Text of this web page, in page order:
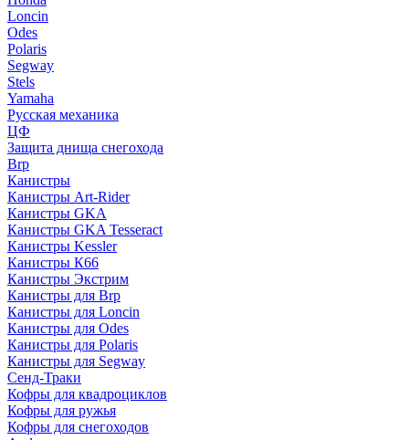
Loncin
Odes
Polaris
Segway
Stels
Yamaha
Русская механика
ЦФ
Защита днища снегохода
Brp
Канистры
Канистры Art-Rider
Канистры GKA
Канистры GKA Tesseract
Канистры Kessler
Канистры К66
Канистры Экстрим
Канистры для Brp
Канистры для Loncin
Канистры для Odes
Канистры для Polaris
Канистры для Segway
Сенд-Траки
Кофры для квадроциклов
Кофры для ружья
Кофры для снегоходов